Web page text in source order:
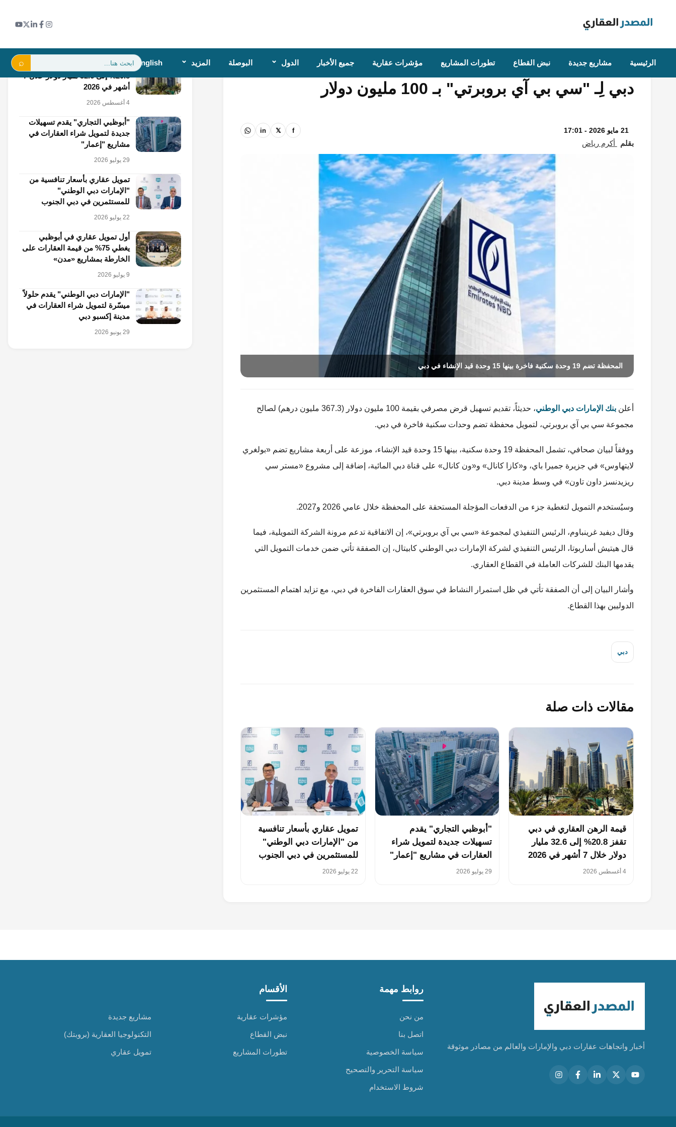
الرئيسية مشاريع جديدة نبض القطاع تطورات المشاريع مؤشرات عقارية جميع الأخبار الدول البوصلة المزيد Englishبحث:
"الإمارات دبي الوطني" يموّل محفظة عقارات فاخرة في
دبي لِـ "سي بي آي بروبرتي" بـ 100 مليون دولار
21 مايو 2026 - 17:01 f
𝕏
in
بقلم أكرم رياض
المحفظة تضم 19 وحدة سكنية فاخرة بينها 15 وحدة قيد الإنشاء في دبي
أعلنبنك الإمارات دبي الوطني
، حديثاً، تقديم تسهيل قرض مصرفي بقيمة 100 مليون دولار (367.3 مليون درهم) لصالح
مجموعة سي بي آي بروبرتي، لتمويل محفظة تضم وحدات سكنية فاخرة في دبي.
ووفقاً لبيان صحافي، تشمل المحفظة 19 وحدة سكنية، بينها 15 وحدة قيد الإنشاء، موزعة على أربعة مشاريع تضم «بولغري
لايتهاوس» في جزيرة جميرا باي، و«كازا كانال» و«ون كانال» على قناة دبي المائية، إضافة إلى مشروع «مستر سي
ريزيدنسز داون تاون» في وسط مدينة دبي.
وسيُستخدم التمويل لتغطية جزء من الدفعات المؤجلة المستحقة على المحفظة خلال عامي 2026 و2027.
وقال ديفيد غرينباوم، الرئيس التنفيذي لمجموعة «سي بي آي بروبرتي»، إن الاتفاقية تدعم مرونة الشركة التمويلية، فيما
قال هيتيش أساربوتا، الرئيس التنفيذي لشركة الإمارات دبي الوطني كابيتال، إن الصفقة تأتي ضمن خدمات التمويل التي
يقدمها البنك للشركات العاملة في القطاع العقاري.
وأشار البيان إلى أن الصفقة تأتي في ظل استمرار النشاط في سوق العقارات الفاخرة في دبي، مع تزايد اهتمام المستثمرين
الدوليين بهذا القطاع.
دبي
مقالات ذات صلة
قيمة الرهن العقاري في دبي
تقفز 20.8% إلى 32.6 مليار
دولار خلال 7 أشهر في 2026
4 أغسطس 2026
"أبوظبي التجاري" يقدم
تسهيلات جديدة لتمويل شراء
العقارات في مشاريع "إعمار"
29 يوليو 2026
تمويل عقاري بأسعار تنافسية
من "الإمارات دبي الوطني"
للمستثمرين في دبي الجنوب
22 يوليو 2026
قيمة الرهن العقاري في دبي تقفز
20.8% إلى 32.6 مليار دولار خلال 7
أشهر في 2026
4 أغسطس 2026
"أبوظبي التجاري" يقدم تسهيلات
جديدة لتمويل شراء العقارات في
مشاريع "إعمار"
29 يوليو 2026
تمويل عقاري بأسعار تنافسية من
"الإمارات دبي الوطني"
للمستثمرين في دبي الجنوب
22 يوليو 2026
أول تمويل عقاري في أبوظبي
يغطي 75% من قيمة العقارات على
الخارطة بمشاريع «مدن»
9 يوليو 2026
"الإمارات دبي الوطني" يقدم حلولاً
ميسّرة لتمويل شراء العقارات في
مدينة إكسبو دبي
29 يونيو 2026
أخبار واتجاهات عقارات دبي والإمارات والعالم من مصادر موثوقة
روابط مهمة
من نحن
اتصل بنا
سياسة الخصوصية
سياسة التحرير والتصحيح
شروط الاستخدام
الأقسام
مؤشرات عقارية
نبض القطاع
تطورات المشاريع
مشاريع جديدة
التكنولوجيا العقارية (بروبتك)
تمويل عقاري